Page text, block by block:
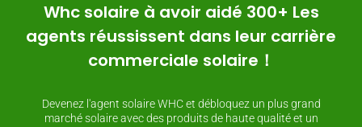
Whc solaire à avoir aidé 300+ Les
agents réussissent dans leur carrière
commerciale solaire！
Devenez l'agent solaire WHC et débloquez un plus grand
marché solaire avec des produits de haute qualité et un